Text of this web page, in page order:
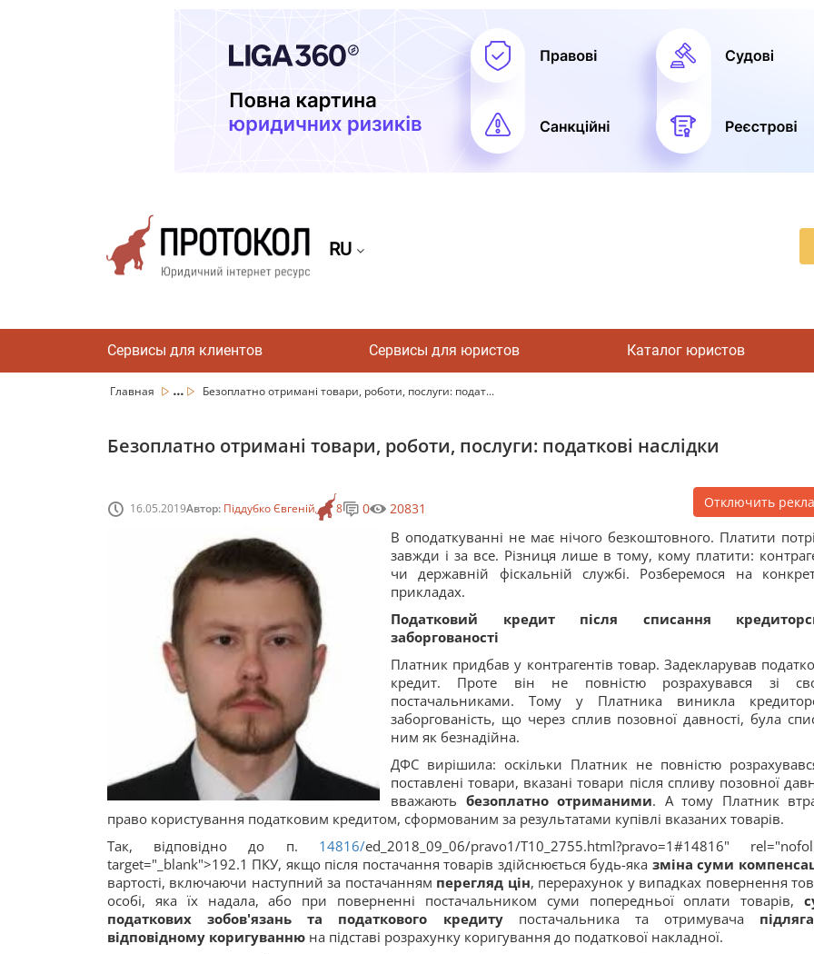
RU
Сервисы для клиентов Сервисы для юристов Каталог юристов
Главная ... Безоплатно отримані товари, роботи, послуги: подат...
Безоплатно отримані товари, роботи, послуги: податкові наслідки
16.05.2019Автор: Піддубко Євгеній 8 0 20831 Отключить
В оподаткуванні не має нічого безкоштовного. Платити
завжди і за все. Різниця лише в тому, кому платити:
чи державній фіскальній службі. Розберемося на
прикладах.
Податковий кредит після списання
заборгованості
Платник придбав у контрагентів товар. Задекларував
кредит. Проте він не повністю розрахувався зі
постачальниками. Тому у Платника виникла
заборгованість, що через сплив позовної давності, була
ним як безнадійна.
ДФС вирішила: оскільки Платник не повністю
поставлені товари, вказані товари після спливу позовної
вважають безоплатно отриманими. А тому Платник
право користування податковим кредитом, сформованим за результатами купівлі вказаних товарів.
Так, відповідно до п. 14816/ed_2018_09_06/pravo1/T10_2755.html?pravo=1#14816"
target="_blank">192.1 ПКУ, якщо після постачання товарів здійснюється будь-яка зміна суми
вартості, включаючи наступний за постачанням перегляд цін, перерахунок у випадках повернення
особі, яка їх надала, або при поверненні постачальником суми попередньої оплати товарів,
податкових зобов'язань та податкового кредитупостачальника та отримувача
відповідному коригуванню на підставі розрахунку коригування до податкової накладної.